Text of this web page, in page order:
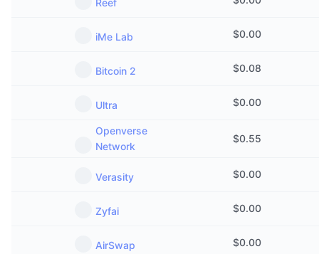
Reef
iMe Lab $0.00
Bitcoin 2 $0.08
Ultra $0.00
Openverse
Network
$0.55
Verasity $0.00
Zyfai $0.00
AirSwap $0.00